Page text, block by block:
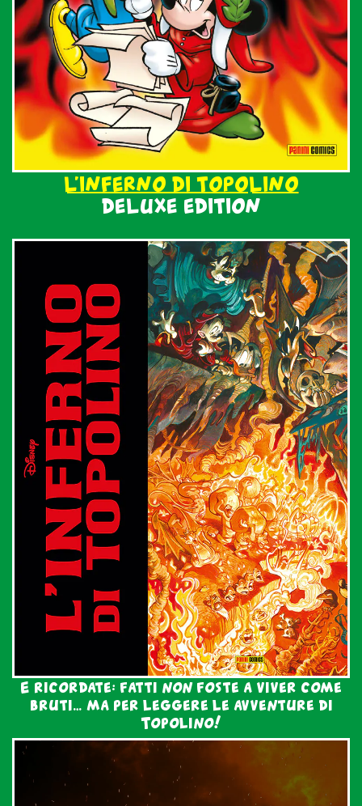
L’INFERNO DI TOPOLINO
DELUXE EDITION
E ricordate: fatti non foste a viver come
bruti… ma per leggere le avventure di
Topolino!